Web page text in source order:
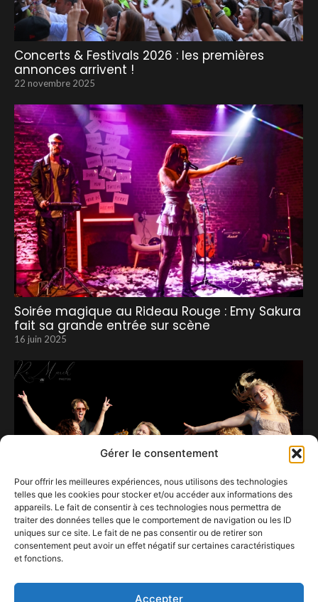
Gérer le consentement
Pour offrir les meilleures expériences, nous utilisons des technologies
telles que les cookies pour stocker et/ou accéder aux informations des
appareils. Le fait de consentir à ces technologies nous permettra de
traiter des données telles que le comportement de navigation ou les ID
uniques sur ce site. Le fait de ne pas consentir ou de retirer son
consentement peut avoir un effet négatif sur certaines caractéristiques
et fonctions.
Accepter
Concerts & Festivals 2026 : les premières
annonces arrivent !
22 novembre 2025
Soirée magique au Rideau Rouge : Emy Sakura
fait sa grande entrée sur scène
16 juin 2025
10 août 2023